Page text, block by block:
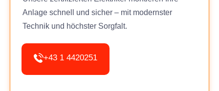
Anlage schnell und sicher – mit modernster
Technik und höchster Sorgfalt.
+43 1 4420251